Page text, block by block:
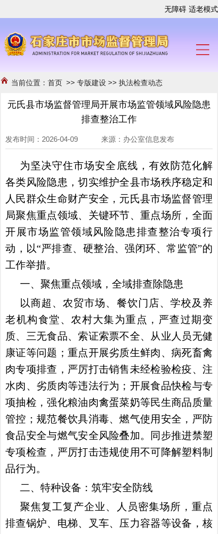
无障碍 适老模式
当前位置：首页 >>专版建设 >>执法检查动态
元氏县市场监督管理局开展市场监管领域风险隐患
排查整治工作
发布时间：2026-04-09 来源：办公室信息发布
为坚决守住市场安全底线，有效防范化解
各类风险隐患，切实维护全县市场秩序稳定和
人民群众生命财产安全，元氏县市场监督管理
局聚焦重点领域、关键环节、重点场所，全面
开展市场监管领域风险隐患排查整治专项行
动，以“严排查、硬整治、强闭环、常监管”的
工作举措。
一、聚焦重点领域，全域排查除隐患
以商超、农贸市场、餐饮门店、学校及养
老机构食堂、农村大集为重点，严查过期变
质、三无食品、索证索票不全、从业人员无健
康证等问题；重点开展劣质生鲜肉、病死畜禽
肉专项排查，严厉打击销售未经检验检疫、注
水肉、劣质肉等违法行为；开展食品快检与专
项抽检，强化粮油肉禽蛋菜奶等民生商品质量
管控；规范餐饮具消毒、燃气使用安全，严防
食品安全与燃气安全风险叠加。同步推进禁塑
专项检查，严厉打击违规使用不可降解塑料制
品行为。
二、特种设备：筑牢安全防线
聚焦复工复产企业、人员密集场所，重点
排查锅炉、电梯、叉车、压力容器等设备，核